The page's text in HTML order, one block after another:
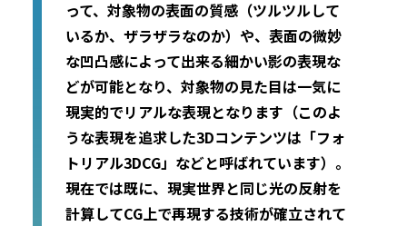
って、対象物の表面の質感（ツルツルして
いるか、ザラザラなのか）や、表面の微妙
な凹凸感によって出来る細かい影の表現な
どが可能となり、対象物の見た目は一気に
現実的でリアルな表現となります（このよ
うな表現を追求した3Dコンテンツは「フォ
トリアル3DCG」などと呼ばれています）。
現在では既に、現実世界と同じ光の反射を
計算してCG上で再現する技術が確立されて